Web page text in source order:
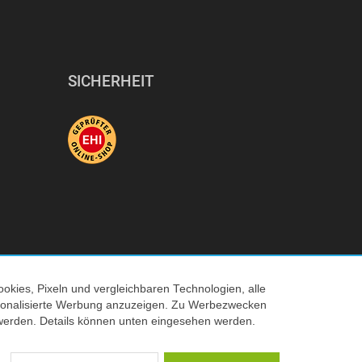
SICHERHEIT
© 2026 Tecedo
Pixeln und vergleichbaren Technologien, alle
Werbung anzuzeigen. Zu Werbezwecken
Details können unten eingesehen werden.